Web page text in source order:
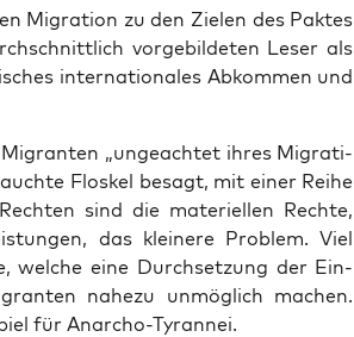
Migra­ti­on zu den Zie­len des Pak­tes
vor­ge­bil­de­ten Leser als
inter­na­tio­na­les Abkom­men und
„unge­ach­tet ihres Migra­ti­
Flos­kel besagt, mit einer Rei­he
sind die mate­ri­el­len Rech­te,
das klei­ne­re Pro­blem. Viel
wel­che eine Durch­set­zung der Ein­
nahe­zu unmög­lich machen.
für Anarcho-Tyrannei.